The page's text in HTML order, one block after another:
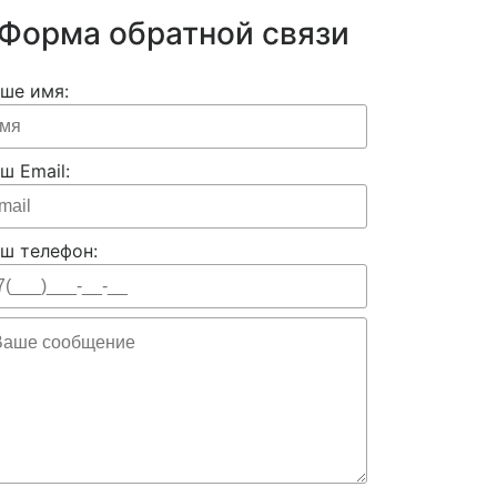
обратной связи
имя:
Email:
телефон: